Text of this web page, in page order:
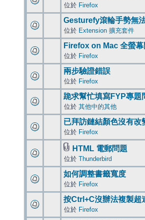
位於 Firefox
Gesturefy滾輪手勢無
位於 Extension 擴充套件
Firefox on Mac 全螢幕
位於 Firefox
兩步驗證錯誤
位於 Firefox
跪求幫忙填寫FYP專題
位於 其他中的其他
已拜訪鏈結顏色沒有改
位於 Firefox
HTML 電郵問題
位於 Thunderbird
如何調整書籤寬度
位於 Firefox
按Ctrl+C沒辦法複製超
位於 Firefox